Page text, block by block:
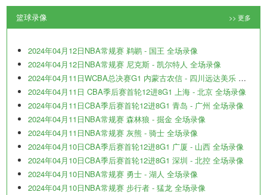
篮球录像 >> 更多
2024年04月12日NBA常规赛 鹈鹕 - 国王 全场录像
2024年04月12日NBA常规赛 尼克斯 - 凯尔特人 全场录像
2024年04月11日WCBA总决赛G1 内蒙古农信 - 四川远达美乐 全场录像
2024年04月11日 CBA季后赛首轮12进8G1 上海 - 北京 全场录像
2024年04月11日CBA季后赛首轮12进8G1 青岛 - 广州 全场录像
2024年04月11日NBA常规赛 森林狼 - 掘金 全场录像
2024年04月11日NBA常规赛 灰熊 - 骑士 全场录像
2024年04月10日CBA季后赛首轮12进8G1 广厦 - 山西 全场录像
2024年04月10日CBA季后赛首轮12进8G1 深圳 - 北控 全场录像
2024年04月10日NBA常规赛 勇士 - 湖人 全场录像
2024年04月10日NBA常规赛 步行者 - 猛龙 全场录像